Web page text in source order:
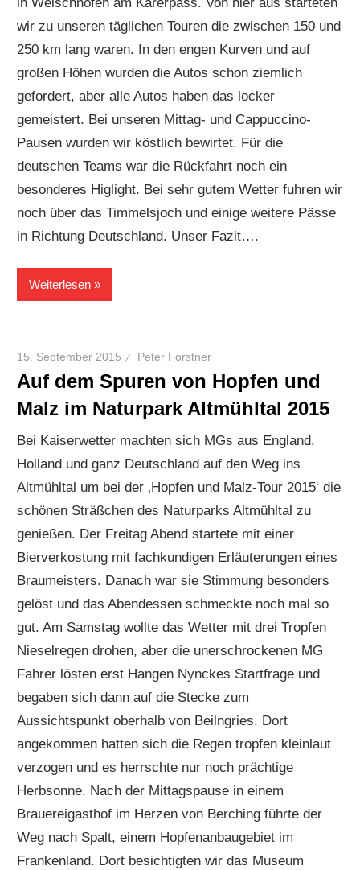
wir zu unseren täglichen Touren die zwischen 150 und
250 km lang waren. In den engen Kurven und auf
großen Höhen wurden die Autos schon ziemlich
gefordert, aber alle Autos haben das locker
gemeistert. Bei unseren Mittag- und Cappuccino-
Pausen wurden wir köstlich bewirtet. Für die
deutschen Teams war die Rückfahrt noch ein
besonderes Higlight. Bei sehr gutem Wetter fuhren wir
noch über das Timmelsjoch und einige weitere Pässe
in Richtung Deutschland. Unser Fazit….
Weiterlesen
15. September 2015 Peter Forstner
Auf dem Spuren von Hopfen und
Malz im Naturpark Altmühltal 2015
Bei Kaiserwetter machten sich MGs aus England,
Holland und ganz Deutschland auf den Weg ins
Altmühltal um bei der ‚Hopfen und Malz-Tour 2015‘ die
schönen Sträßchen des Naturparks Altmühltal zu
genießen. Der Freitag Abend startete mit einer
Bierverkostung mit fachkundigen Erläuterungen eines
Braumeisters. Danach war sie Stimmung besonders
gelöst und das Abendessen schmeckte noch mal so
gut. Am Samstag wollte das Wetter mit drei Tropfen
Nieselregen drohen, aber die unerschrockenen MG
Fahrer lösten erst Hangen Nynckes Startfrage und
begaben sich dann auf die Stecke zum
Aussichtspunkt oberhalb von Beilngries. Dort
angekommen hatten sich die Regen tropfen kleinlaut
verzogen und es herrschte nur noch prächtige
Herbsonne. Nach der Mittagspause in einem
Brauereigasthof im Herzen von Berching führte der
Weg nach Spalt, einem Hopfenanbaugebiet im
Frankenland. Dort besichtigten wir das Museum